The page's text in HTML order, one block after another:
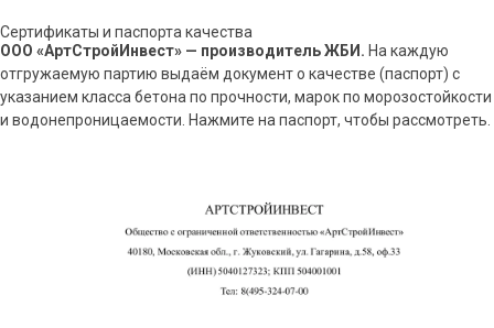
Сертификаты и паспорта качества
ООО «АртСтройИнвест» — производитель ЖБИ. На каждую
отгружаемую партию выдаём документ о качестве (паспорт) с
указанием класса бетона по прочности, марок по морозостойкости
и водонепроницаемости. Нажмите на паспорт, чтобы рассмотреть.